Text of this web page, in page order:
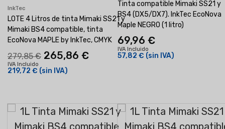
InkTec
LOTE 4 Litros de tinta Mimaki SS21 y
Mimaki BS4 compatible, tinta
EcoNova MAPLE by InkTec, CMYK
279,85 € 265,86 €
IVA Incluido
219,72 € (sin IVA)
Tinta compatible Mimaki SS21 y
BS4 (DX5/DX7). InkTec EcoNova
Maple NEGRO (1 litro)
69,96 €
IVA Incluido
57,82 € (sin IVA)